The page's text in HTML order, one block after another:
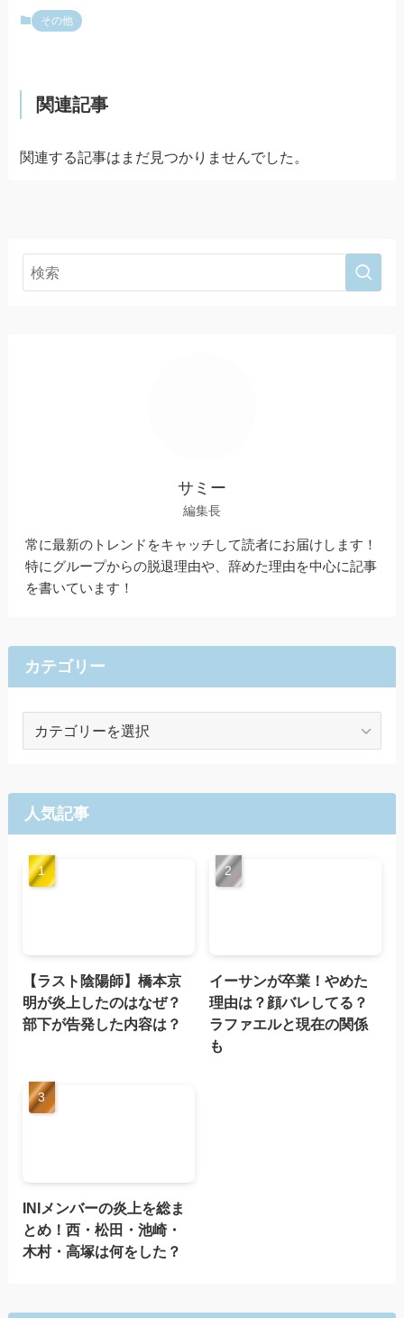
その他
関連記事
関連する記事はまだ見つかりませんでした。
サミー
編集長
常に最新のトレンドをキャッチして読者にお届けします！
特にグループからの脱退理由や、辞めた理由を中心に記事
を書いています！
カテゴリー
ー
人気記事
【ラスト陰陽師】橋本京
明が炎上したのはなぜ？
部下が告発した内容は？
イーサンが卒業！やめた
理由は？顔バレしてる？
ラファエルと現在の関係
も
INIメンバーの炎上を総ま
とめ！西・松田・池崎・
木村・高塚は何をした？